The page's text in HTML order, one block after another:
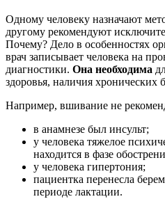
Одному человеку назначают
другому рекомендуют
Почему? Дело в особенностях
врач записывает человека на
диагностики. Она необходима
здоровья, наличия хронических
Например, вшивание не
в анамнезе был инсульт;
у человека тяжелое
находится в фазе
у человека гипертония;
пациентка перенесла
периоде лактации.